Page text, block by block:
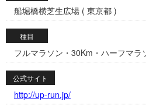
船堀橋横芝生広場 ( 東京都 )
種目
フルマラソン・30Km・ハーフマラ
公式サイト
http://up-run.jp/